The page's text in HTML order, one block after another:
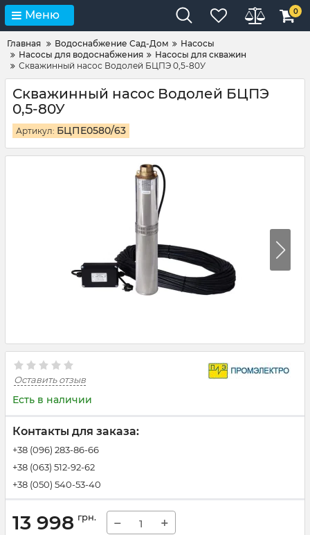
Меню 0
Главная Водоснабжение Сад-Дом
Насосы
Насосы для водоснабжения
Насосы для скважин
Скважинный насос Водолей БЦПЭ 0,5-80У
Скважинный насос Водолей БЦПЭ
0,5-80У
Артикул: БЦПЕ0580/63
Оставить отзыв
Есть в наличии
Контакты для заказа:
+38 (096) 283-86-66
+38 (063) 512-92-62
+38 (050) 540-53-40
13 998 грн. − +